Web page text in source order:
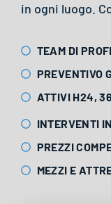
in ogni luogo.
TEAM DI
PREVENTIVO
ATTIVI H24,
INTERVENTI
PREZZI
MEZZI E